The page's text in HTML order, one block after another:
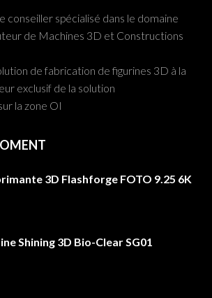
conseiller spécialisé dans le domaine
de Machines 3D et Constructions
de fabrication de figurines 3D à la
exclusif de la solution
la zone OI
3D Flashforge FOTO 9.25 6K
Shining 3D Bio-Clear SG01